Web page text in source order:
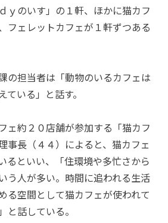
ｙのいす」の１軒、ほかに猫カフ
フェレットカフェが１軒ずつある
の担当者は「動物のいるカフェは
ている」と話す。
ェ約２０店舗が参加する「猫カフ
事長（４４）によると、猫カフェ
るといい、「住環境や多忙さから
う人が多い。時間に追われる生活
る空間として猫カフェが使われて
と話している。